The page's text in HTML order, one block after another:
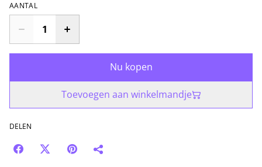
AANTAL
Nu kopen
Toevoegen aan winkelmandje
DELEN